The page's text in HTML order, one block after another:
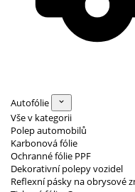
Autofólie
Vše v kategorii
Polep automobilů
Karbonová fólie
Ochranné fólie PPF
Dekorativní polepy vozidel
Reflexní pásky na obrysové